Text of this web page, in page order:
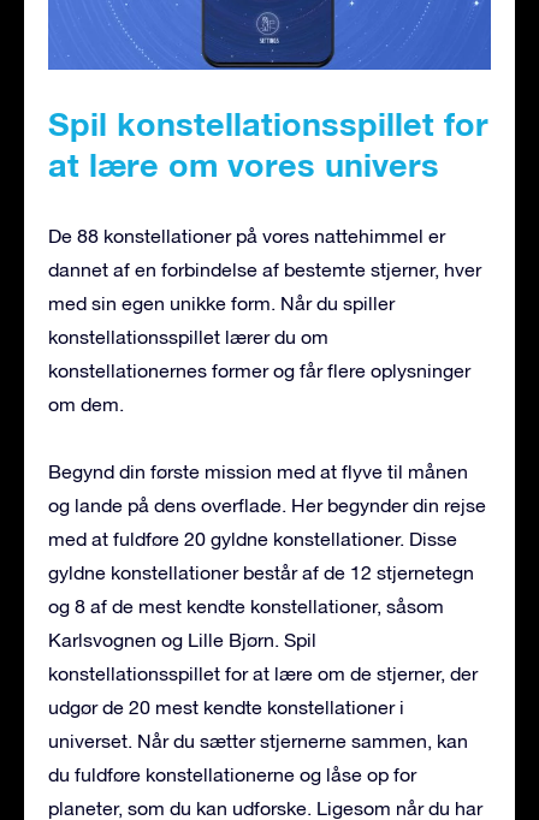
Spil konstellationsspillet for
at lære om vores univers
De 88 konstellationer på vores nattehimmel er
dannet af en forbindelse af bestemte stjerner, hver
med sin egen unikke form. Når du spiller
konstellationsspillet lærer du om
konstellationernes former og får flere oplysninger
om dem.
Begynd din første mission med at flyve til månen
og lande på dens overflade. Her begynder din rejse
med at fuldføre 20 gyldne konstellationer. Disse
gyldne konstellationer består af de 12 stjernetegn
og 8 af de mest kendte konstellationer, såsom
Karlsvognen og Lille Bjørn. Spil
konstellationsspillet for at lære om de stjerner, der
udgør de 20 mest kendte konstellationer i
universet. Når du sætter stjernerne sammen, kan
du fuldføre konstellationerne og låse op for
planeter, som du kan udforske. Ligesom når du har